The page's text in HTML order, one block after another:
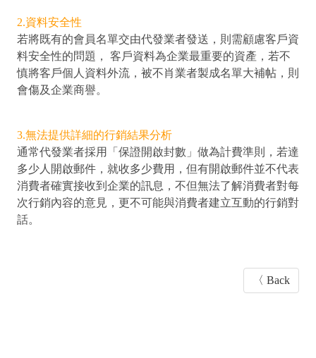
2.資料安全性
若將既有的會員名單交由代發業者發送，則需顧慮客戶資
料安全性的問題， 客戶資料為企業最重要的資產，若不
慎將客戶個人資料外流，被不肖業者製成名單大補帖，則
會傷及企業商譽。
3.無法提供詳細的行銷結果分析
通常代發業者採用「保證開啟封數」做為計費準則，若達
多少人開啟郵件，就收多少費用，但有開啟郵件並不代表
消費者確實接收到企業的訊息，不但無法了解消費者對每
次行銷內容的意見，更不可能與消費者建立互動的行銷對
話。
〈 Back